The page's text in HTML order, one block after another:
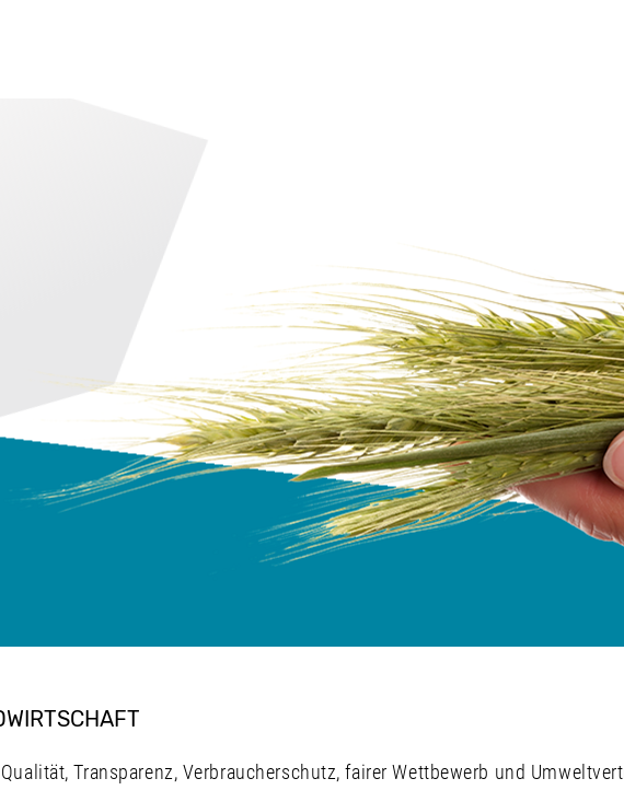
Transparenz, Verbraucherschutz, fairer Wettbewerb und